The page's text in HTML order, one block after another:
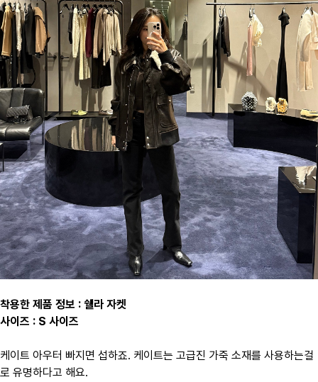
착용한 제품 정보 : 쉘라 자켓
사이즈 : S 사이즈
케이트 아우터 빠지면 섭하죠. 케이트는 고급진 가죽 소재를 사용하는걸
로 유명하다고 해요.